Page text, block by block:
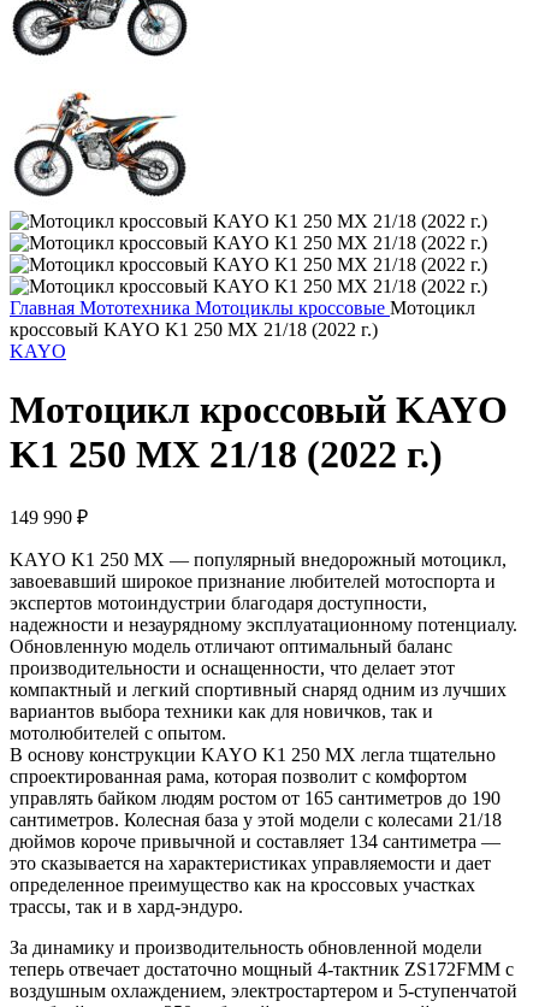
Главная Мототехника Мотоциклы кроссовые Мотоцикл
кроссовый KAYO K1 250 MX 21/18 (2022 г.)
KAYO
Мотоцикл кроссовый KAYO
K1 250 MX 21/18 (2022 г.)
149 990 ₽
KAYO K1 250 MX — популярный внедорожный мотоцикл,
завоевавший широкое признание любителей мотоспорта и
экспертов мотоиндустрии благодаря доступности,
надежности и незаурядному эксплуатационному потенциалу.
Обновленную модель отличают оптимальный баланс
производительности и оснащенности, что делает этот
компактный и легкий спортивный снаряд одним из лучших
вариантов выбора техники как для новичков, так и
мотолюбителей с опытом.
В основу конструкции KAYO K1 250 MX легла тщательно
спроектированная рама, которая позволит с комфортом
управлять байком людям ростом от 165 сантиметров до 190
сантиметров. Колесная база у этой модели с колесами 21/18
дюймов короче привычной и составляет 134 сантиметра —
это сказывается на характеристиках управляемости и дает
определенное преимущество как на кроссовых участках
трассы, так и в хард-эндуро.
За динамику и производительность обновленной модели
теперь отвечает достаточно мощный 4-тактник ZS172FMM с
воздушным охлаждением, электростартером и 5-ступенчатой